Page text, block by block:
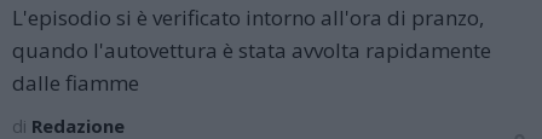
L'episodio si è verificato intorno all'ora di pranzo,
quando l'autovettura è stata avvolta rapidamente
dalle fiamme
di Redazione